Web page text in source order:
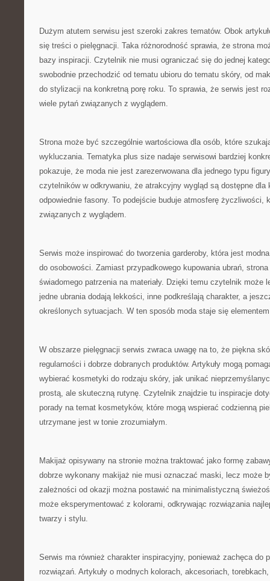
Dużym atutem serwisu jest szeroki zakres tematów. Obok
się treści o pielęgnacji. Taka różnorodność sprawia, że strona
bazy inspiracji. Czytelnik nie musi ograniczać się do jednej
swobodnie przechodzić od tematu ubioru do tematu skóry, od
do stylizacji na konkretną porę roku. To sprawia, że serwis jest
wiele pytań związanych z wyglądem.
Strona może być szczególnie wartościowa dla osób, które
wykluczania. Tematyka plus size nadaje serwisowi bardziej
pokazuje, że moda nie jest zarezerwowana dla jednego typu
czytelników w odkrywaniu, że atrakcyjny wygląd są dostępne dla
odpowiednie fasony. To podejście buduje atmosferę życzliwości,
związanych z wyglądem.
Serwis może inspirować do tworzenia garderoby, która jest
do osobowości. Zamiast przypadkowego kupowania ubrań,
świadomego patrzenia na materiały. Dzięki temu czytelnik może
jedne ubrania dodają lekkości, inne podkreślają charakter, a
określonych sytuacjach. W ten sposób moda staje się
W obszarze pielęgnacji serwis zwraca uwagę na to, że piękna
regularności i dobrze dobranych produktów. Artykuły mogą
wybierać kosmetyki do rodzaju skóry, jak unikać
prostą, ale skuteczną rutynę. Czytelnik znajdzie tu inspiracje
porady na temat kosmetyków, które mogą wspierać codzienną
utrzymane jest w tonie zrozumiałym.
Makijaż opisywany na stronie można traktować jako formę
dobrze wykonany makijaż nie musi oznaczać maski, lecz może
zależności od okazji można postawić na minimalistyczną
może eksperymentować z kolorami, odkrywając rozwiązania
twarzy i stylu.
Serwis ma również charakter inspiracyjny, ponieważ zachęca do
rozwiązań. Artykuły o modnych kolorach, akcesoriach,